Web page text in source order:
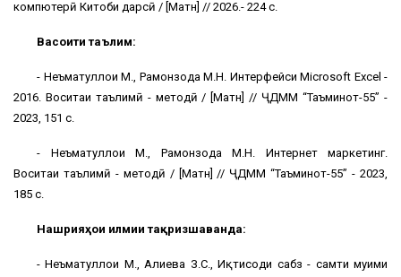
компютерӣ Китоби дарсӣ / [Матн] // 2026.- 224 с.
Васоити таълимӣ:
- Неъматуллои М., Раҳмонзода М.Н. Интерфейси Microsoft Excel -
2016. Воситаи таълимӣ - методӣ / [Матн] // ҶДММ “Таъминот-55” -
2023, 151 с.
- Неъматуллои М., Раҳмонзода М.Н. Интернет маркетинг.
Воситаи таълимӣ - методӣ / [Матн] // ҶДММ “Таъминот-55” - 2023,
185 с.
Нашрияҳои илмии тақризшаванда:
- Неъматуллои М., Алиева З.С., Иқтисоди сабз - самти муҳими